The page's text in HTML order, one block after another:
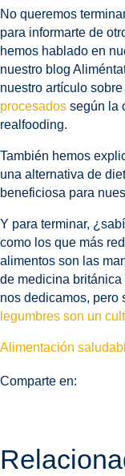
No queremos
para informarte de
hemos hablado en
nuestro blog
nuestro artículo
procesados según la
realfooding.
También hemos
una alternativa de
beneficiosa para
Y para terminar,
como los que más
alimentos son las
de medicina
nos dedicamos, pero
legumbres son un
Alimentación
Comparte en: